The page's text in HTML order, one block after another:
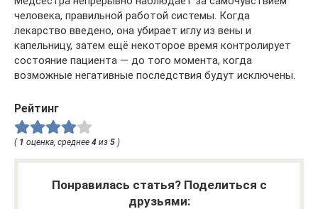
человека, правильной работой системы. Когда
лекарство введено, она убирает иглу из вены и
капельницу, затем ещё некоторое время контролирует
состояние пациента — до того момента, когда
возможные негативные последствия будут исключены.
Рейтинг
( 1 оценка, среднее 4 из 5 )
Понравилась статья? Поделиться с
друзьями: